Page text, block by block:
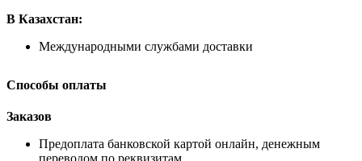
В Казахстан:
Международными службами доставки
Способы оплаты
Заказов
Предоплата банковской картой онлайн, денежным